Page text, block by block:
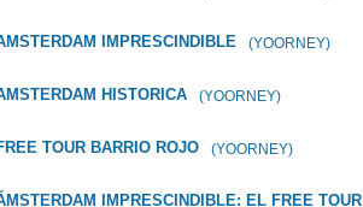
IMPRESCINDIBLE (YOORNEY)
HISTORICA (YOORNEY)
TOUR BARRIO ROJO (YOORNEY)
IMPRESCINDIBLE: EL FREE TOUR